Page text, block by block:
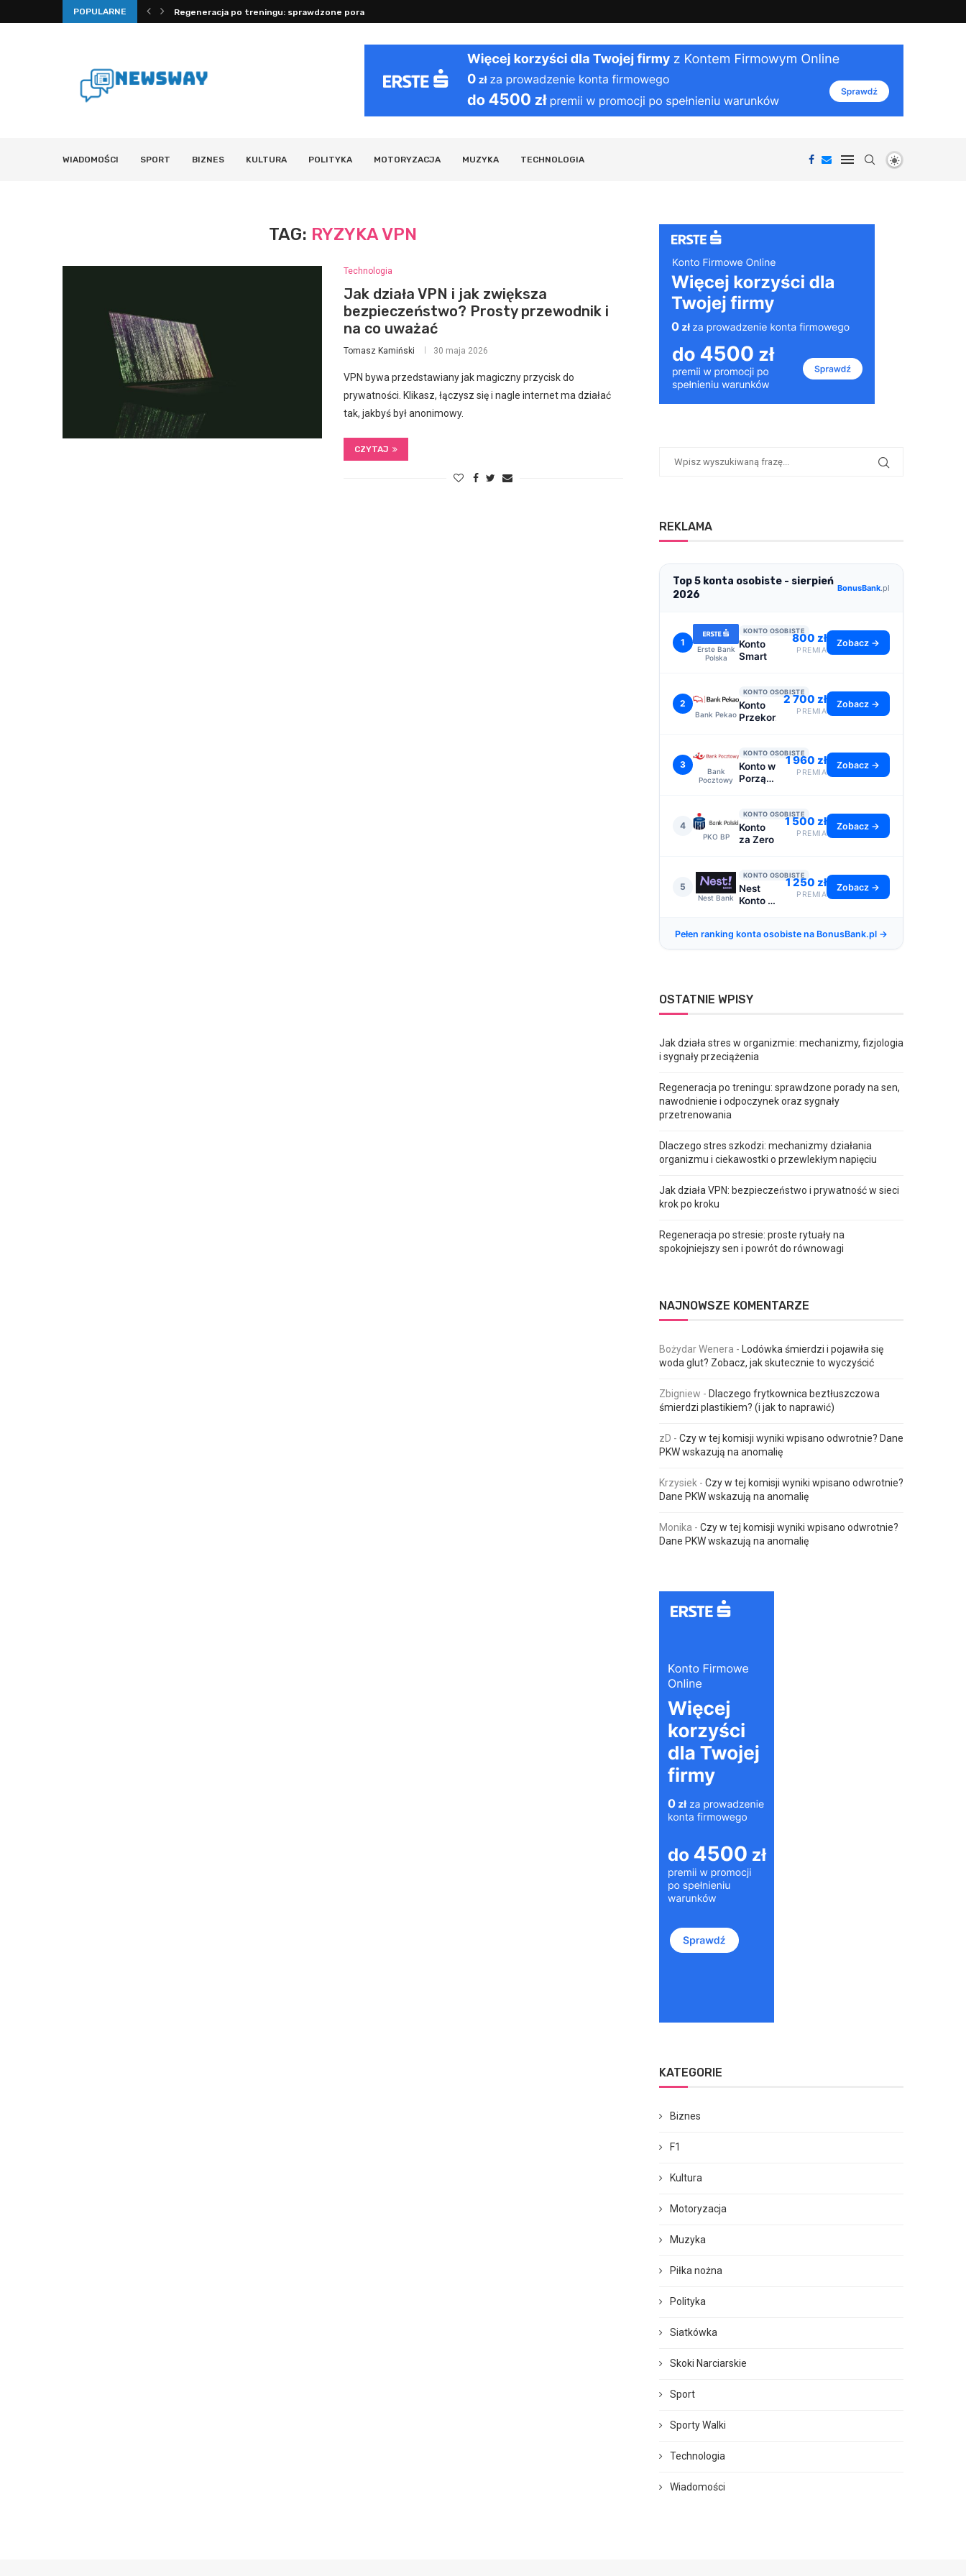
POPULARNE
mechanizmy, fizjologia i... Regeneracja po treningu: sprawdzone porady na sen, nawodnienie...
WIADOMOŚCI SPORT BIZNES KULTURA POLITYKA MOTORYZACJA MUZYKA TECHNOLOGIA
TAG: RYZYKA VPN
Technologia
Jak działa VPN i jak zwiększa
bezpieczeństwo? Prosty przewodnik i
na co uważać
Tomasz Kamiński 30 maja 2026
VPN bywa przedstawiany jak magiczny przycisk do
prywatności. Klikasz, łączysz się i nagle internet ma działać
tak, jakbyś był anonimowy.
CZYTAJ
REKLAMA
Top 5 konta osobiste - sierpień
2026
BonusBank.pl
1
Erste Bank
Polska
KONTO OSOBISTE
Konto
Smart
800 zł
PREMIA
Zobacz →
2
Bank Pekao
KONTO OSOBISTE
Konto
Przekorzystne
2 700 zł
PREMIA
Zobacz →
3
Bank
Pocztowy
KONTO OSOBISTE
Konto w
Porządku
1 960 zł
PREMIA
Zobacz →
4
PKO BP
KONTO OSOBISTE
Konto
za Zero
1 500 zł
PREMIA
Zobacz →
5
Nest Bank
KONTO OSOBISTE
Nest
Konto -
1 250 zł
PREMIA
Zobacz →
Pełen ranking konta osobiste na BonusBank.pl →
OSTATNIE WPISY
Jak działa stres w organizmie: mechanizmy, fizjologia
i sygnały przeciążenia
Regeneracja po treningu: sprawdzone porady na sen,
nawodnienie i odpoczynek oraz sygnały
przetrenowania
Dlaczego stres szkodzi: mechanizmy działania
organizmu i ciekawostki o przewlekłym napięciu
Jak działa VPN: bezpieczeństwo i prywatność w sieci
krok po kroku
Regeneracja po stresie: proste rytuały na
spokojniejszy sen i powrót do równowagi
NAJNOWSZE KOMENTARZE
Bożydar Wenera -
Lodówka śmierdzi i pojawiła się
woda glut? Zobacz, jak skutecznie to wyczyścić
Zbigniew - Dlaczego frytkownica beztłuszczowa
śmierdzi plastikiem? (i jak to naprawić)
zD - Czy w tej komisji wyniki wpisano odwrotnie? Dane
PKW wskazują na anomalię
Krzysiek - Czy w tej komisji wyniki wpisano odwrotnie?
Dane PKW wskazują na anomalię
Monika - Czy w tej komisji wyniki wpisano odwrotnie?
Dane PKW wskazują na anomalię
KATEGORIE
Biznes
F1
Kultura
Motoryzacja
Muzyka
Piłka nożna
Polityka
Siatkówka
Skoki Narciarskie
Sport
Sporty Walki
Technologia
Wiadomości